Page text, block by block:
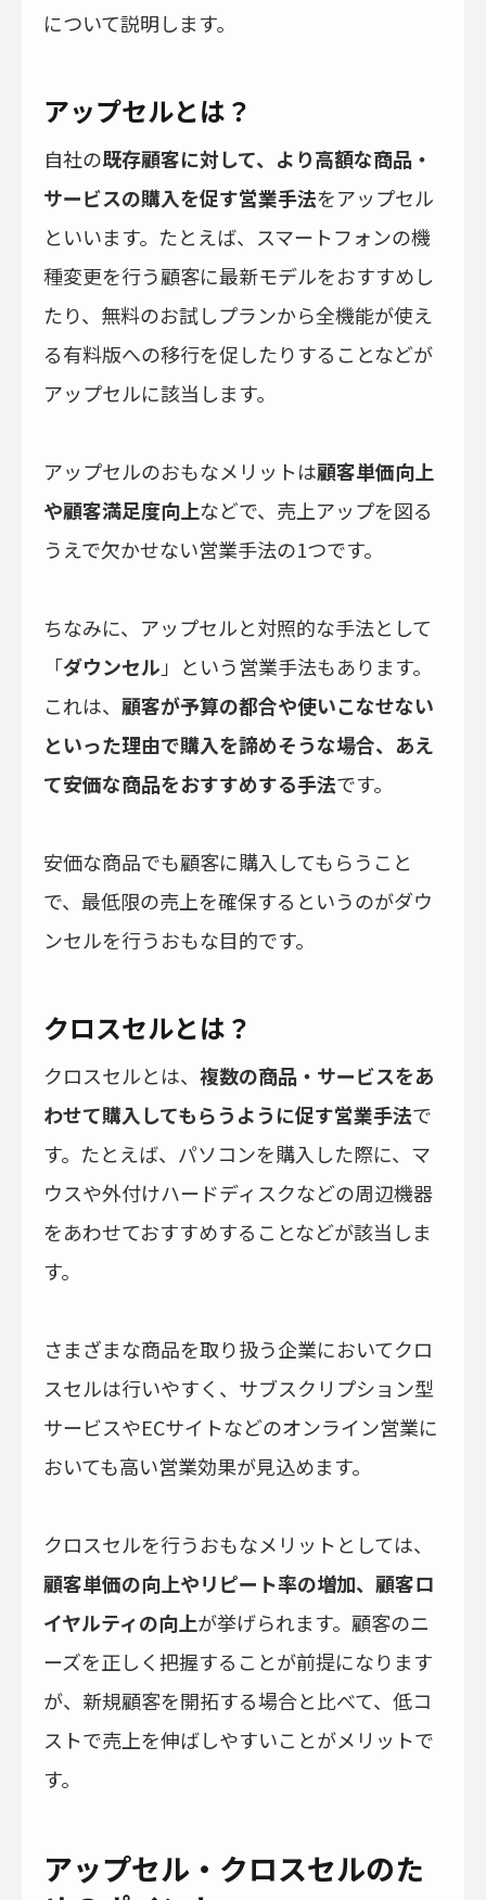
について説明します。
アップセルとは？
自社の既存顧客に対して、より高額な商品・
サービスの購入を促す営業手法をアップセル
といいます。たとえば、スマートフォンの機
種変更を行う顧客に最新モデルをおすすめし
たり、無料のお試しプランから全機能が使え
る有料版への移行を促したりすることなどが
アップセルに該当します。
アップセルのおもなメリットは顧客単価向上
や顧客満足度向上などで、売上アップを図る
うえで欠かせない営業手法の1つです。
ちなみに、アップセルと対照的な手法として
「ダウンセル」という営業手法もあります。
これは、 顧客が予算の都合や使いこなせない
といった理由で購入を諦めそうな場合、あえ
て安価な商品をおすすめする手法です。
安価な商品でも顧客に購入してもらうこと
で、最低限の売上を確保するというのがダウ
ンセルを行うおもな目的です。
クロスセルとは？
クロスセルとは、 複数の商品・サービスをあ
わせて購入してもらうように促す営業手法で
す。たとえば、パソコンを購入した際に、マ
ウスや外付けハードディスクなどの周辺機器
をあわせておすすめすることなどが該当しま
す。
さまざまな商品を取り扱う企業においてクロ
スセルは行いやすく、サブスクリプション型
サービスやECサイトなどのオンライン営業に
おいても高い営業効果が見込めます。
クロスセルを行うおもなメリットとしては、
顧客単価の向上やリピート率の増加、顧客ロ
イヤルティの向上が挙げられます。顧客のニ
ーズを正しく把握することが前提になります
が、新規顧客を開拓する場合と比べて、低コ
ストで売上を伸ばしやすいことがメリットで
す。
アップセル・クロスセルのた